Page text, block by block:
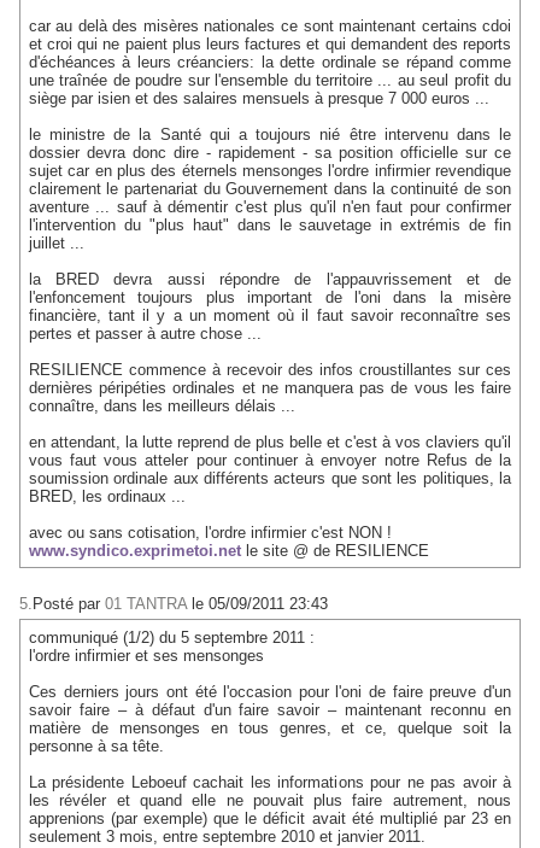
car au delà des misères nationales ce sont maintenant certains cdoi
et croi qui ne paient plus leurs factures et qui demandent des reports
d'échéances à leurs créanciers: la dette ordinale se répand comme
une traînée de poudre sur l'ensemble du territoire ... au seul profit du
siège par isien et des salaires mensuels à presque 7 000 euros ...
le ministre de la Santé qui a toujours nié être intervenu dans le
dossier devra donc dire - rapidement - sa position officielle sur ce
sujet car en plus des éternels mensonges l'ordre infirmier revendique
clairement le partenariat du Gouvernement dans la continuité de son
aventure ... sauf à démentir c'est plus qu'il n'en faut pour confirmer
l'intervention du "plus haut" dans le sauvetage in extrémis de fin
juillet ...
la BRED devra aussi répondre de l'appauvrissement et de
l'enfoncement toujours plus important de l'oni dans la misère
financière, tant il y a un moment où il faut savoir reconnaître ses
pertes et passer à autre chose ...
RESILIENCE commence à recevoir des infos croustillantes sur ces
dernières péripéties ordinales et ne manquera pas de vous les faire
connaître, dans les meilleurs délais ...
en attendant, la lutte reprend de plus belle et c'est à vos claviers qu'il
vous faut vous atteler pour continuer à envoyer notre Refus de la
soumission ordinale aux différents acteurs que sont les politiques, la
BRED, les ordinaux ...
avec ou sans cotisation, l'ordre infirmier c'est NON !
www.syndico.exprimetoi.netle site @ de RESILIENCE
5. Posté par 01 TANTRA le 05/09/2011 23:43
communiqué (1/2) du 5 septembre 2011 :
l'ordre infirmier et ses mensonges
Ces derniers jours ont été l'occasion pour l'oni de faire preuve d'un
savoir faire – à défaut d'un faire savoir – maintenant reconnu en
matière de mensonges en tous genres, et ce, quelque soit la
personne à sa tête.
La présidente Leboeuf cachait les informations pour ne pas avoir à
les révéler et quand elle ne pouvait plus faire autrement, nous
apprenions (par exemple) que le déficit avait été multiplié par 23 en
seulement 3 mois, entre septembre 2010 et janvier 2011.